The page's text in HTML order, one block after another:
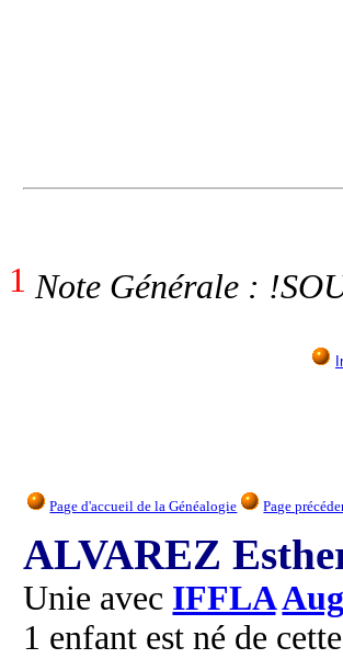
1 Note Générale :
Page d'accueil de la Généalogie Page
ALVAREZ
Unie avec IFFLA
1 enfant est né de